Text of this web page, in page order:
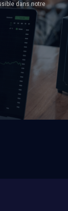
dans notre